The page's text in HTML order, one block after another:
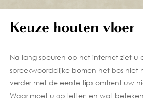
Keuze houten vloer
Na lang speuren op het internet ziet u
spreekwoordelijke bomen het bos niet
verder met de eerste tips omtrent uw
Waar moet u op letten en wat